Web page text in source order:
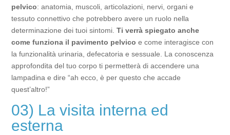
pelvico: anatomia, muscoli, articolazioni, nervi, organi e
tessuto connettivo che potrebbero avere un ruolo nella
determinazione dei tuoi sintomi.Ti verrà spiegato anche
come funziona il pavimento pelvico e come interagisce con
la funzionalità urinaria, defecatoria e sessuale. La conoscenza
approfondita del tuo corpo ti permetterà di accendere una
lampadina e dire “ah ecco, è per questo che accade
quest’altro!”
03) La visita interna ed
esterna